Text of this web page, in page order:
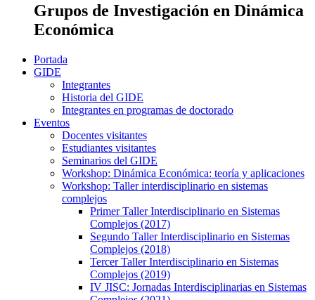
Grupos de Investigación en Dinámica
Económica
Portada
GIDE
Integrantes
Historia del GIDE
Integrantes en programas de doctorado
Eventos
Docentes visitantes
Estudiantes visitantes
Seminarios del GIDE
Workshop: Dinámica Económica: teoría y aplicaciones
Workshop: Taller interdisciplinario en sistemas
complejos
Primer Taller Interdisciplinario en Sistemas
Complejos (2017)
Segundo Taller Interdisciplinario en Sistemas
Complejos (2018)
Tercer Taller Interdisciplinario en Sistemas
Complejos (2019)
IV JISC: Jornadas Interdisciplinarias en Sistemas